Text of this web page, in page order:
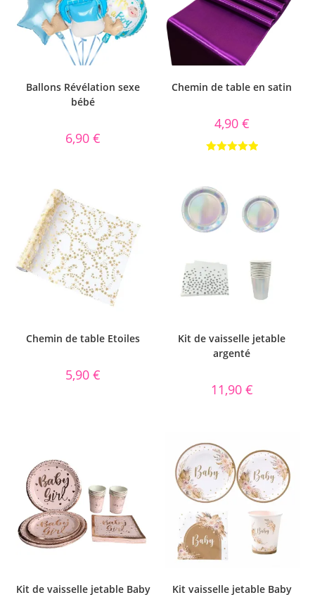
Ballons Révélation sexe
bébé
6,90€
Chemin de table en satin
4,90 €
Chemin de table Etoiles
5,90€
Kit de vaisselle jetable
argenté
11,90 €
Kit de vaisselle jetable Baby
Kit vaisselle jetable Baby